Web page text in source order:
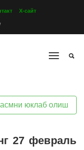
Х-сайт
юклаб олиш
27 февраль